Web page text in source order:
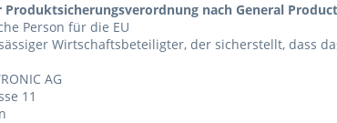
Produktsicherungsverordnung nach General
Person für die EU
Wirtschaftsbeteiligter, der sicherstellt, dass
AG
11